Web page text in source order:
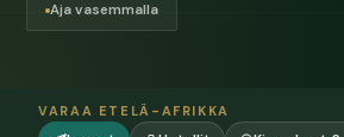
Aja vasemmalla
VARAA ETELÄ-AFRIKKA